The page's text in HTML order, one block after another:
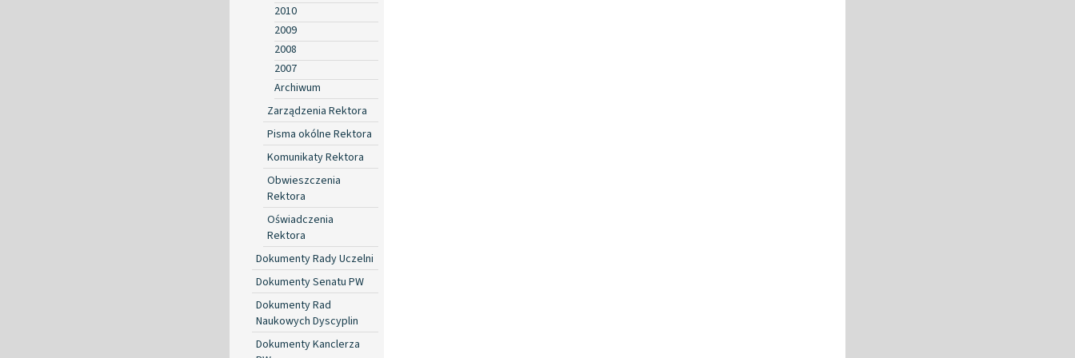
2010
2009
2008
2007
Archiwum
Zarządzenia Rektora
Pisma okólne Rektora
Komunikaty Rektora
Obwieszczenia
Rektora
Oświadczenia
Rektora
Dokumenty Rady Uczelni
Dokumenty Senatu PW
Dokumenty Rad
Naukowych Dyscyplin
Dokumenty Kanclerza